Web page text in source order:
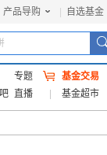
产品导购 自选基金
专题
直播
基金交易
基金超市